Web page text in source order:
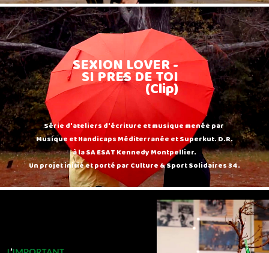
SEXION LOVER -
SI PRES DE TOI
(Clip)
Série d'ateliers d'écriture et musique menée par
Musique et Handicaps Méditerranée et Superkut. D.R.
à la SA ESAT Kennedy Montpellier.
Un projet initié et porté par Culture & Sport Solidaires 34.